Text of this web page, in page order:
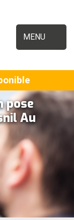
MENU
pose
Au